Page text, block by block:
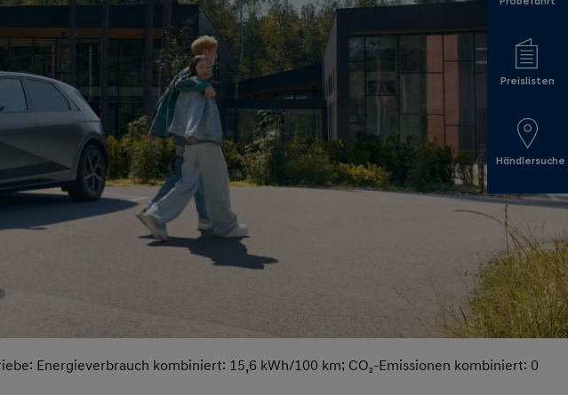
Energieverbrauch kombiniert: 15,6 kWh/100 km; CO₂-Emissionen kombiniert: 0
Preislisten
Händlersuche